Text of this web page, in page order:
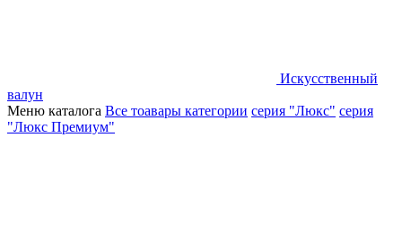
Искусственный
валун
Меню каталога Все тоавары категории серия "Люкс" серия
"Люкс Премиум"